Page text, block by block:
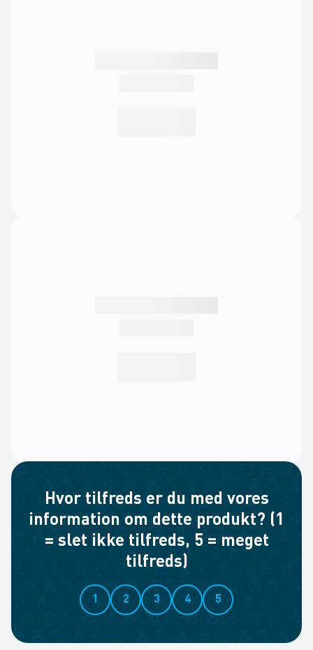
Hvor tilfreds er du med vores
information om dette produkt? (1
= slet ikke tilfreds, 5 = meget
tilfreds)
1 2 3 4 5